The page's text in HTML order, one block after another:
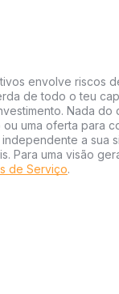
envolve riscos
de todo o teu
Nada
uma oferta para
a sua
Para uma visão
de Serviço.